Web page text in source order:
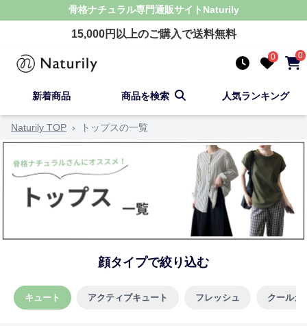
骨格ナチュラル専門通販サイト Naturily
15,000円以上のご購入で送料無料
0 0
新着商品 商品を検索 人気ランキング
Naturily TOP › トップスの一覧
顔タイプで絞り込む
キュート アクティブキュート フレッシュ クールカ